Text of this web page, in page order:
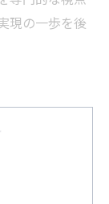
現の一歩を後